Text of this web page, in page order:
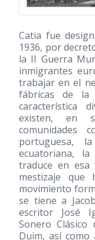
Catia fue
1936, por
la II Guerra
inmigrantes
trabajar en el
fábricas de
característica
existen, en
comunidades
portuguesa,
ecuatoriana,
traduce en esa
mestizaje que
movimiento
se tiene a
escritor José
Sonero
Duim, así como